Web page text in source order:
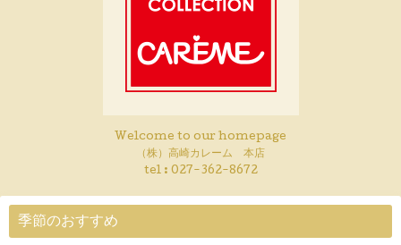
Welcome to our homepage
（株）高崎カレーム 本店
tel : 027-362-8672
季節のおすすめ